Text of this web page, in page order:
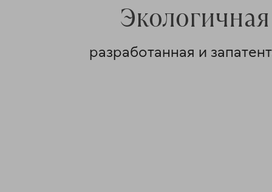
разработанная и